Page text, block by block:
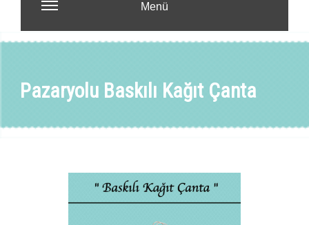
Menü
Pazaryolu Baskılı Kağıt Çanta